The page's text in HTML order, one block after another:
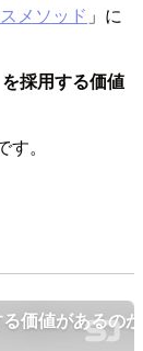
メソッド 」に
採用する価値
。